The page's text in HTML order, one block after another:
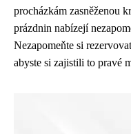
procházkám zasněženou
prázdnin nabízejí
Nezapomeňte si
abyste si zajistili to pravé